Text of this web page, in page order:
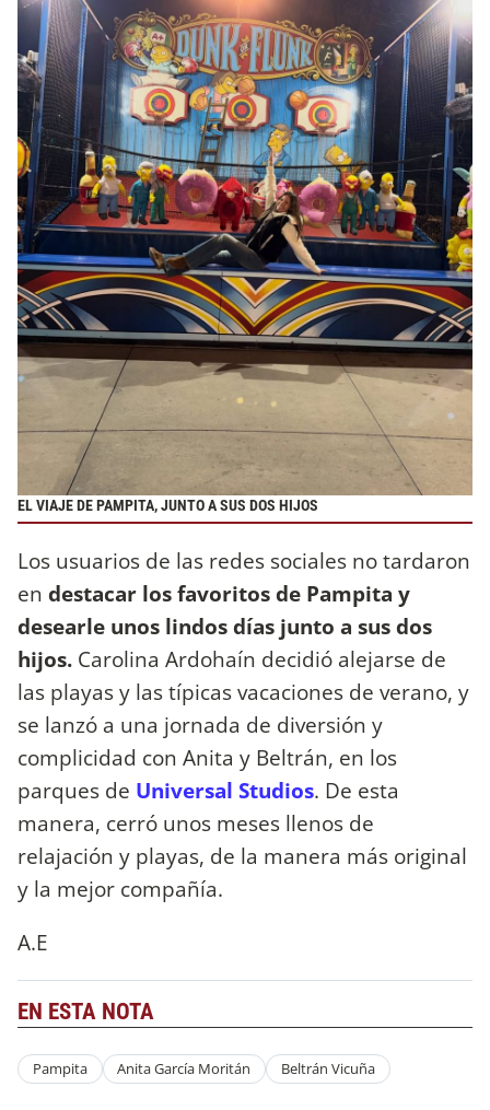
EL VIAJE DE PAMPITA, JUNTO A SUS DOS HIJOS
Los usuarios de las redes sociales no tardaron
en destacar los favoritos de Pampita y
desearle unos lindos días junto a sus dos
hijos. Carolina Ardohaín decidió alejarse de
las playas y las típicas vacaciones de verano, y
se lanzó a una jornada de diversión y
complicidad con Anita y Beltrán, en los
parques de Universal Studios. De esta
manera, cerró unos meses llenos de
relajación y playas, de la manera más original
y la mejor compañía.
A.E
EN ESTA NOTA
Pampita Anita García Moritán Beltrán Vicuña